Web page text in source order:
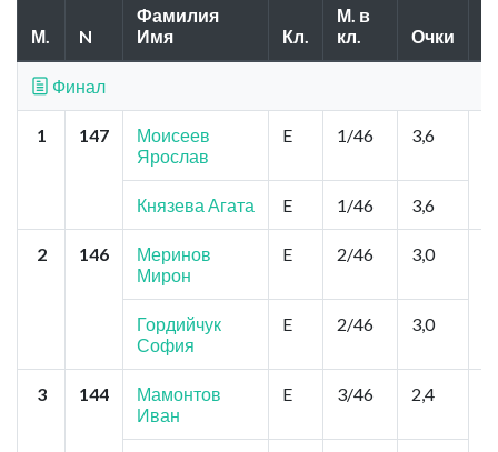
М. N
Фамилия
Имя
Кл.
М. в
кл.
Очки
Финал
1 147
Моисеев
Ярослав
E 1/46 3,6
Князева Агата E 1/46 3,6
2 146
Меринов
Мирон
E 2/46 3,0
Гордийчук
София
E 2/46 3,0
3 144
Мамонтов
Иван
E 3/46 2,4